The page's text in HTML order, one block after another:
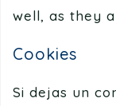
well, as they
Cookies
Si dejas un